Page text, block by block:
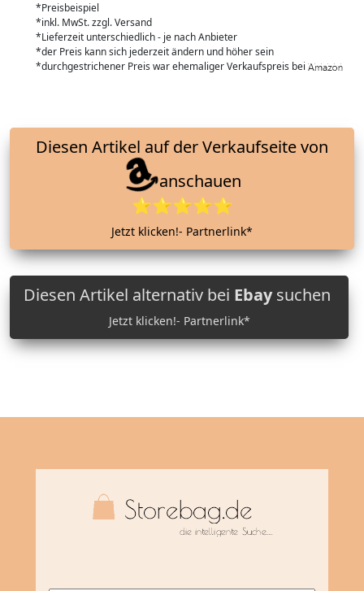
*Preisbeispiel
*inkl. MwSt. zzgl. Versand
*Lieferzeit unterschiedlich - je nach Anbieter
*der Preis kann sich jederzeit ändern und höher sein
*durchgestrichener Preis war ehemaliger Verkaufspreis bei
anschauen
⭐⭐⭐⭐⭐
Jetzt klicken!- Partnerlink*
Diesen Artikel alternativ bei Ebaysuchen
Jetzt klicken!- Partnerlink*